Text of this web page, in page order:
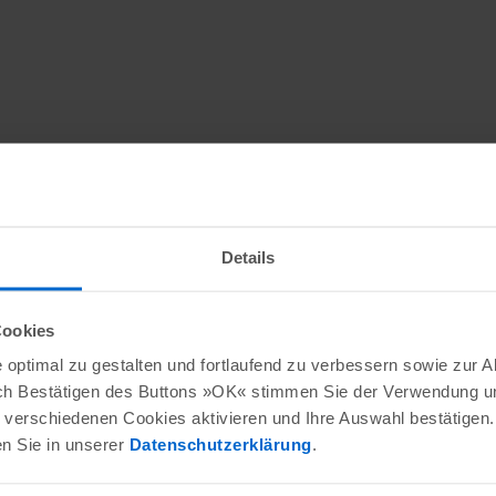
Details
zu gestalten und fortlaufend zu verbessern sowie zur
Bestätigen des Buttons »OK« stimmen Sie der Verwendung
Cookies aktivieren und Ihre Auswahl bestätigen.
Sie in unserer Datenschutzerklärung.